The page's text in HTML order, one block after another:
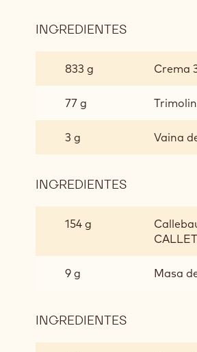
INGREDIENTES
BATIDO
833 g Crema
77 g
3 g Vaina
INGREDIENTES
154 g
9 g Masa
INGREDIENTES